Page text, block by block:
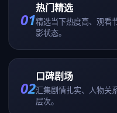
01
热门精选
精选当下热度高、观看
影状态。
02
口碑剧场
汇集剧情扎实、人物关
层次。